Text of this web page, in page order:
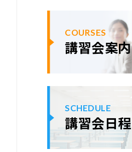
COURSES
講習会案内
SCHEDULE
講習会日程